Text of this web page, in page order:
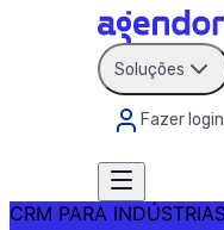
Soluções
Fazer login
CRM PARA